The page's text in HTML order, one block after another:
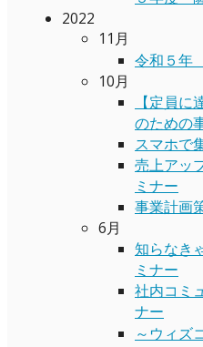
2022
11月
令和５年
10月
【定員
のための
スマホで
売上アッ
ミナー
事業計画
6月
知らなき
ミナー
社内コミ
ナー
～ウィズ